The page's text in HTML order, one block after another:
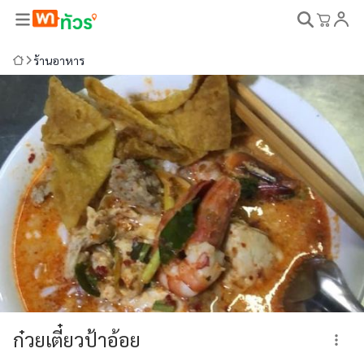
ร้านอาหาร
ก๋วยเตี๋ยวป้าอ้อย